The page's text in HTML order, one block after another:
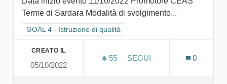
Terme di Sardara Modalità di svolgimento...
Filtra i risultati per categoria: GOAL 4 - Istruzione di qualità
GOAL 4 - Istruzione di qualità
CREATO IL
05/10/2022
55 55 SOSTENITORI
SEGUI
0